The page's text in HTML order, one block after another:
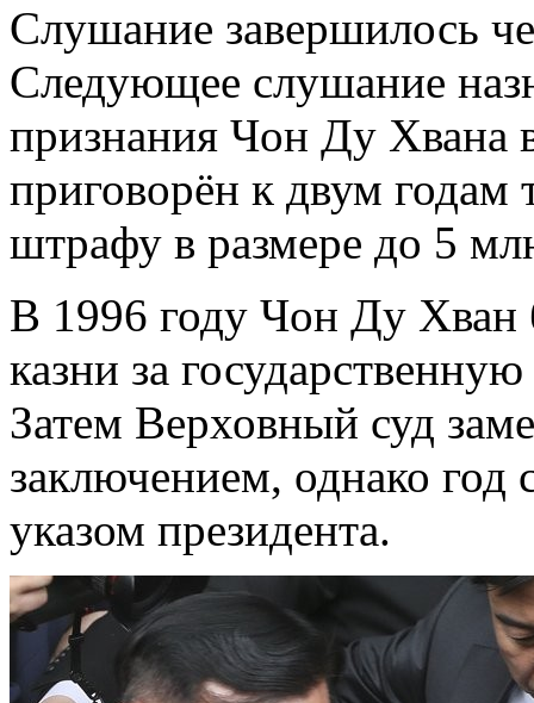
Слушание завершилось
Следующее слушание
признания Чон Ду
приговорён к двум
штрафу в размере до 5
В 1996 году Чон Ду Хван
казни за
Затем Верховный суд
заключением, однако год
указом президента.